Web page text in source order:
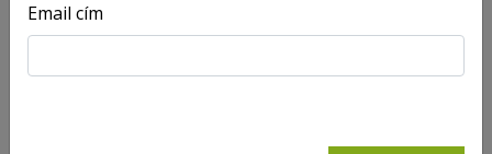
Füstöltpisztráng-
leves-
halleves
Email cím